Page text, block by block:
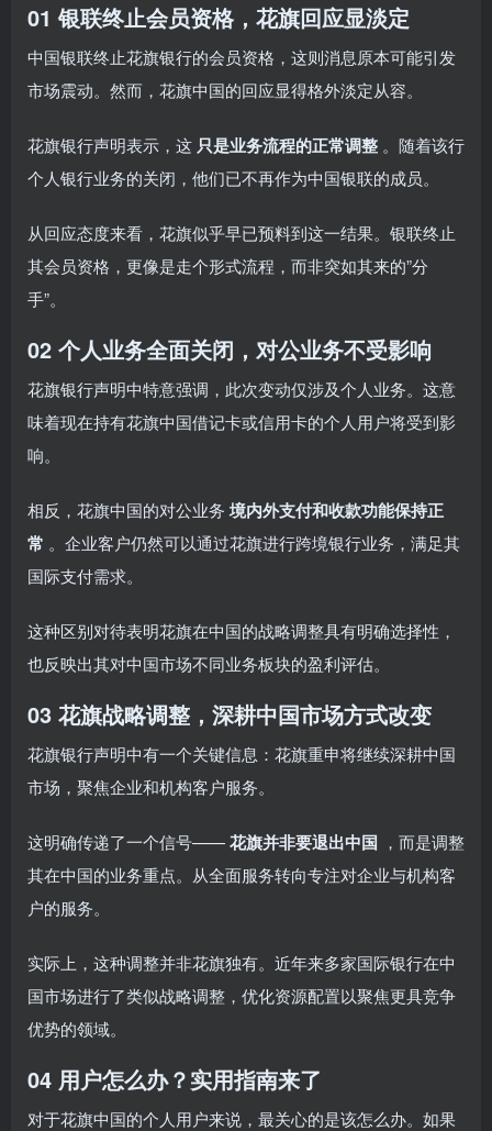
01 银联终止会员资格，花旗回应显淡定
中国银联终止花旗银行的会员资格，这则消息原本可能引发
市场震动。然而，花旗中国的回应显得格外淡定从容。
花旗银行声明表示，这 只是业务流程的正常调整 。随着该行
个人银行业务的关闭，他们已不再作为中国银联的成员。
从回应态度来看，花旗似乎早已预料到这一结果。银联终止
其会员资格，更像是走个形式流程，而非突如其来的”分
手”。
02 个人业务全面关闭，对公业务不受影响
花旗银行声明中特意强调，此次变动仅涉及个人业务。这意
味着现在持有花旗中国借记卡或信用卡的个人用户将受到影
响。
相反，花旗中国的对公业务 境内外支付和收款功能保持正
常 。企业客户仍然可以通过花旗进行跨境银行业务，满足其
国际支付需求。
这种区别对待表明花旗在中国的战略调整具有明确选择性，
也反映出其对中国市场不同业务板块的盈利评估。
03 花旗战略调整，深耕中国市场方式改变
花旗银行声明中有一个关键信息：花旗重申将继续深耕中国
市场，聚焦企业和机构客户服务。
这明确传递了一个信号——花旗并非要退出中国 ，而是调整
其在中国的业务重点。从全面服务转向专注对企业与机构客
户的服务。
实际上，这种调整并非花旗独有。近年来多家国际银行在中
国市场进行了类似战略调整，优化资源配置以聚焦更具竞争
优势的领域。
04 用户怎么办？实用指南来了
对于花旗中国的个人用户来说，最关心的是该怎么办。如果